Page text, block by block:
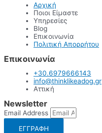
Αρχική
Ποιοι Είμαστε
Υπηρεσίες
Blog
Επικοινωνία
Πολιτική Απορρήτου
Επικοινωνία
+30.6979666143
info@thinklikeadog.gr
Αττική
Newsletter
Email Address
ΕΓΓΡΑΦΗ